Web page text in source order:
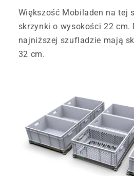
Większość Mobiladen na tej
skrzynki o wysokości 22 cm.
najniższej szufladzie mają
32 cm.